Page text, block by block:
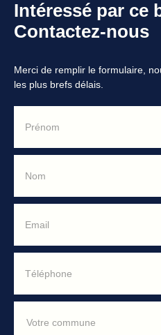
Intéressé par ce
Contactez-nous
Merci de remplir le formulaire,
les plus brefs délais.
Prénom
Nom
Email
Téléphone
Votre commune